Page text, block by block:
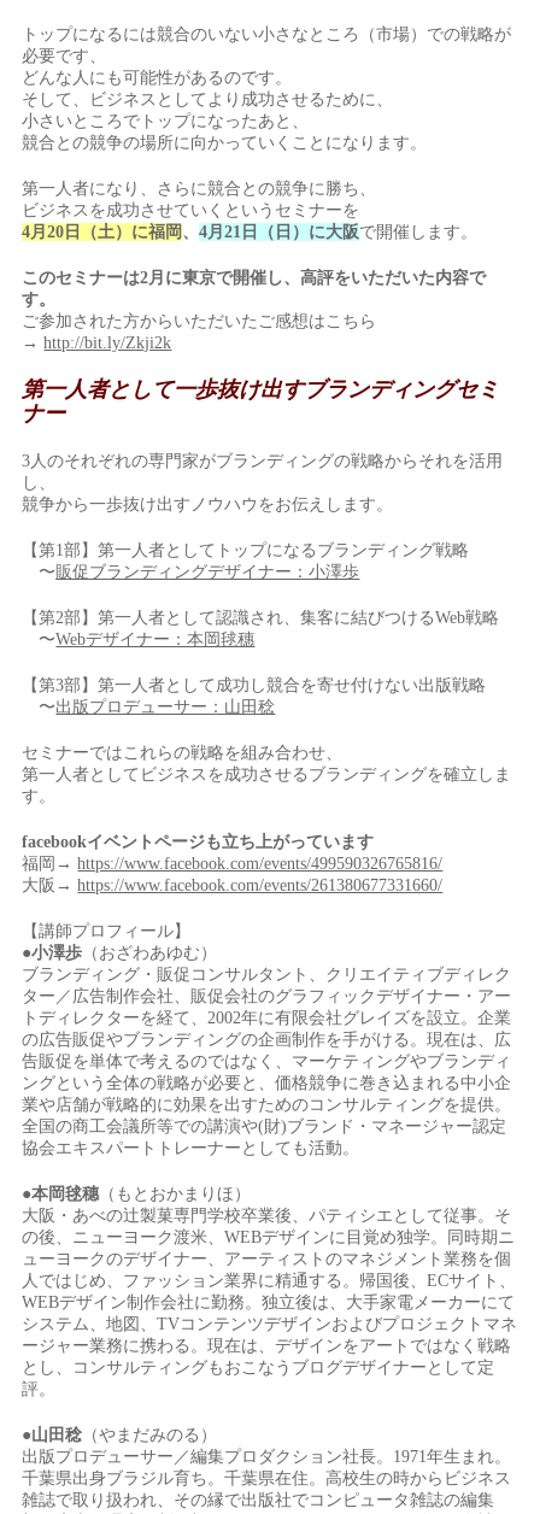
トップになるには競合のいない小さなところ（市場）での戦略が
必要です、
どんな人にも可能性があるのです。
そして、ビジネスとしてより成功させるために、
小さいところでトップになったあと、
競合との競争の場所に向かっていくことになります。
第一人者になり、さらに競合との競争に勝ち、
ビジネスを成功させていくというセミナーを
4月20日（土）に福岡 、4月21日（日）に大阪で開催します。
このセミナーは2月に東京で開催し、高評をいただいた内容で
す。
ご参加された方からいただいたご感想はこちら
→http://bit.ly/Zkji2k
第一人者として一歩抜け出すブランディングセミ
ナー
3人のそれぞれの専門家がブランディングの戦略からそれを活用
し、
競争から一歩抜け出すノウハウをお伝えします。
【第1部】第一人者としてトップになるブランディング戦略
〜販促ブランディングデザイナー：小澤歩
【第2部】第一人者として認識され、集客に結びつけるWeb戦略
〜Webデザイナー：本岡毬穗
【第3部】第一人者として成功し競合を寄せ付けない出版戦略
〜出版プロデューサー：山田稔
セミナーではこれらの戦略を組み合わせ、
第一人者としてビジネスを成功させるブランディングを確立しま
す。
facebookイベントページも立ち上がっています
福岡→https://www.facebook.com/events/499590326765816/
大阪→https://www.facebook.com/events/261380677331660/
【講師プロフィール】
●小澤歩 （おざわあゆむ）
ブランディング・販促コンサルタント、クリエイティブディレク
ター／広告制作会社、販促会社のグラフィックデザイナー・アー
トディレクターを経て、2002年に有限会社グレイズを設立。企業
の広告販促やブランディングの企画制作を手がける。現在は、広
告販促を単体で考えるのではなく、マーケティングやブランディ
ングという全体の戦略が必要と、価格競争に巻き込まれる中小企
業や店舗が戦略的に効果を出すためのコンサルティングを提供。
全国の商工会議所等での講演や(財)ブランド・マネージャー認定
協会エキスパートトレーナーとしても活動。
●本岡毬穗（もとおかまりほ）
大阪・あべの辻製菓専門学校卒業後、パティシエとして従事。そ
の後、ニューヨーク渡米、WEBデザインに目覚め独学。同時期ニ
ューヨークのデザイナー、アーティストのマネジメント業務を個
人ではじめ、ファッション業界に精通する。帰国後、ECサイト、
WEBデザイン制作会社に勤務。独立後は、大手家電メーカーにて
システム、地図、TVコンテンツデザインおよびプロジェクトマネ
ージャー業務に携わる。現在は、デザインをアートではなく戦略
とし、コンサルティングもおこなうブログデザイナーとして定
評。
●山田稔 （やまだみのる）
出版プロデューサー／編集プロダクション社長。1971年生まれ。
千葉県出身ブラジル育ち。千葉県在住。高校生の時からビジネス
雑誌で取り扱われ、その縁で出版社でコンピュータ雑誌の編集